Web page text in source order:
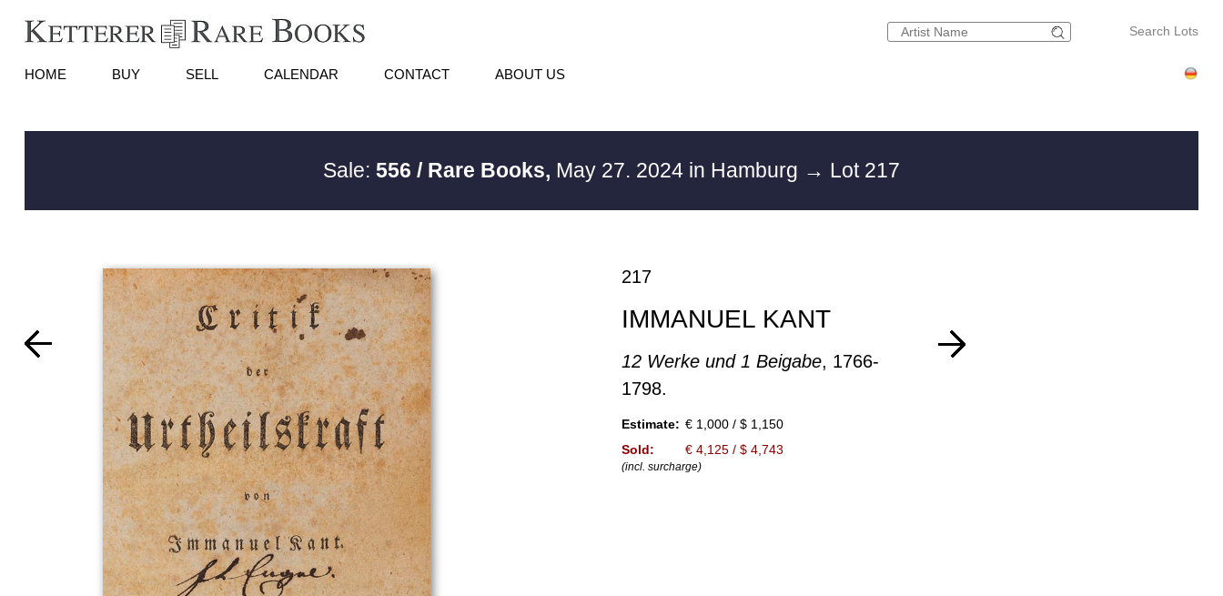
Search Lots
HOME BUY SELL CALENDAR CONTACT ABOUT US
Sale: 556 / Rare Books, May 27. 2024 in Hamburg → Lot 217
217
IMMANUEL KANT
12 Werke und 1 Beigabe, 1766-
1798.
Estimate: € 1,000 / $ 1,150
Sold:
€ 4,125 / $ 4,743
(incl. surcharge)